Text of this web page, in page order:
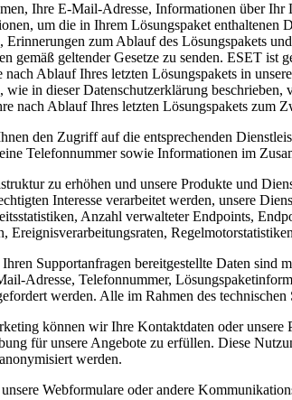
Ihre E-Mail-Adresse, Informationen über
um die in Ihrem Lösungspaket
zum Ablauf des Lösungspakets
gemäß geltender Gesetze zu senden. ESET
Ablauf Ihres letzten Lösungspakets in
in dieser Datenschutzerklärung
nach Ablauf Ihres letzten Lösungspakets zum
den Zugriff auf die entsprechenden
Telefonnummer sowie Informationen im
zu erhöhen und unsere Produkte und
Interesse verarbeitet werden, unsere
Anzahl verwalteter Endpoints,
Supportanfragen bereitgestellte Daten sind
Adresse, Telefonnummer,
werden. Alle im Rahmen des
können wir Ihre Kontaktdaten oder
für unsere Angebote zu erfüllen. Diese
werden.
Webformulare oder andere